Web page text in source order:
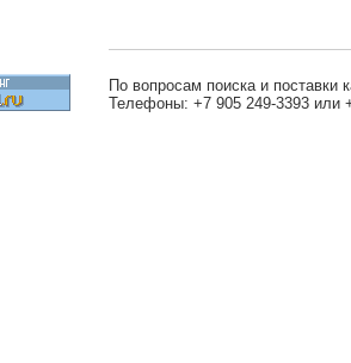
По вопросам поиска и поставки
Телефоны: +7 905 249-3393 или